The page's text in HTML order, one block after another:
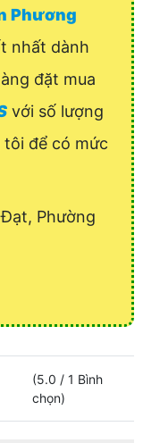
Phương
nhất dành
đặt mua
với số lượng
để có mức
Phường
(5.0 /1 Bình
chọn)